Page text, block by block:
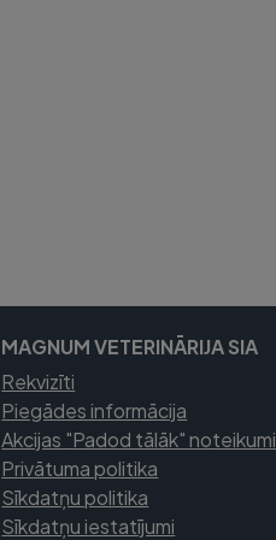
MAGNUM VETERINĀRIJA SIA
Rekvizīti
Piegādes informācija
Akcijas "Padod tālāk" noteikumi
Privātuma politika
Sīkdatņu politika
Sīkdatņu iestatījumi